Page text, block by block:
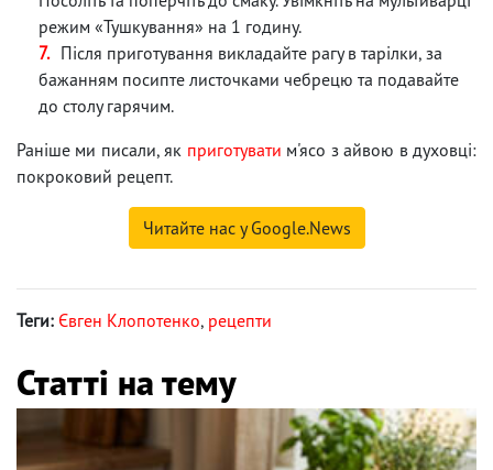
режим «Тушкування» на 1 годину.
Після приготування викладайте рагу в тарілки, за
бажанням посипте листочками чебрецю та подавайте
до столу гарячим.
Раніше ми писали, як приготувати м'ясо з айвою в духовці:
покроковий рецепт.
Читайте нас у Google.News
Теги: Євген Клопотенко, рецепти
Статті на тему